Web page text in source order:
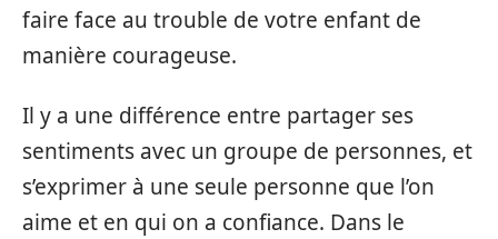
faire face au trouble de votre enfant de
manière courageuse.
Il y a une différence entre partager ses
sentiments avec un groupe de personnes, et
s’exprimer à une seule personne que l’on
aime et en qui on a confiance. Dans le